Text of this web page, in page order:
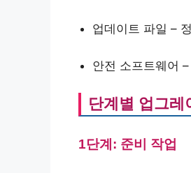
업데이트 파일 –
안전 소프트웨어
단계별 업그레
1단계: 준비 작업